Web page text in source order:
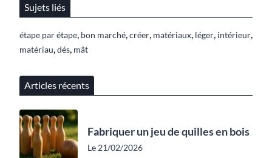
Sujets liés
étape par étape, bon marché,créer, matériaux, léger, intérieur,
matériau,dés, mât
Articles récents
Fabriquer un jeu de quilles en bois
Le 21/02/2026